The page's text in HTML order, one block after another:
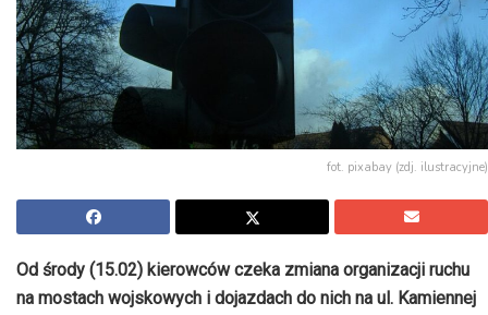
fot. pixabay (zdj. ilustracyjne)
Od środy (15.02) kierowców czeka zmiana organizacji ruchu
na mostach wojskowych i dojazdach do nich na ul. Kamiennej